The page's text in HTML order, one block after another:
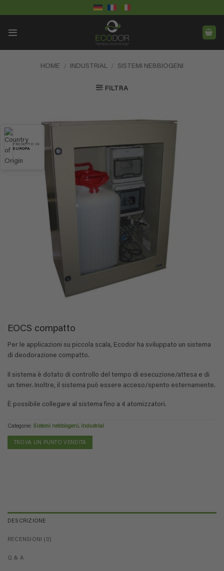
ai
HOME / INDUSTRIAL / SISTEMI NEBBIOGENI
FILTRA
PRODOTTO IN
EUROPA
EOCS compatto
Per le applicazioni su piccola scala, Ecodor ha sviluppato un sistema
di deodorazione compatto.
Il sistema è dotato di controllo del tempo di esecuzione/attesa e di
un timer. Inoltre, il sistema può essere acceso/spento esternamente.
È possibile collegare al sistema fino a 4 atomizzatori.
Categorie: Sistemi nebbiogeni, Industrial
TROVA UN PUNTO VENDITA
DESCRIZIONE
RECENSIONI (0)
Q & A